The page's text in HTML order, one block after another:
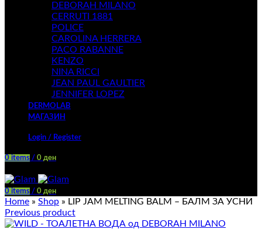
DEBORAH MILANO
CERRUTI 1881
POLICE
CAROLINA HERRERA
PACO RABANNE
KENZO
NINA RICCI
JEAN PAUL GAULTIER
JENNIFER LOPEZ
DERMOLAB
МАГАЗИН
Login / Register
0 items / 0 ден
0 items / 0 ден
Home » Shop » LIP JAM MELTING BALM – БАЛМ ЗА УСНИ
Previous product